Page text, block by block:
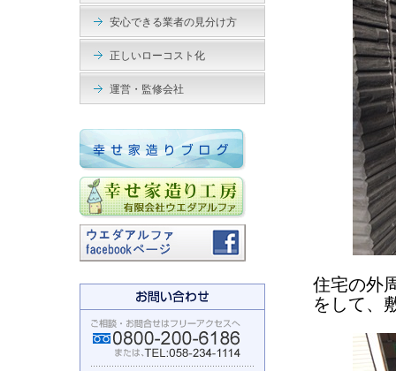
住宅の外
をして、
安心できる業者の見分け方
正しいローコスト化
運営・監修会社